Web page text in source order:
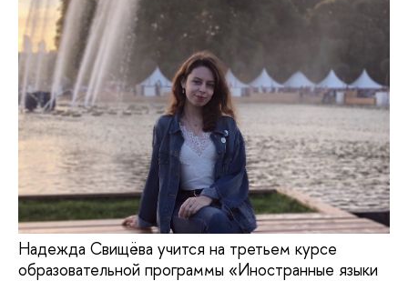
Надежда Свищёва учится на третьем курсе
образовательной программы «Иностранные языки